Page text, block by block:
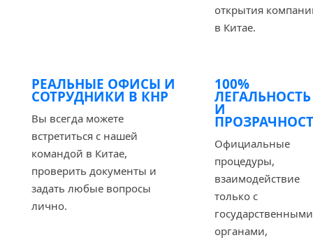
открытия
в Китае.
РЕАЛЬНЫЕ ОФИСЫ И
СОТРУДНИКИ В КНР
Вы всегда можете
встретиться с нашей
командой в Китае,
проверить документы и
задать любые вопросы
лично.
100%
ЛЕГАЛЬНОСТЬ
И
Официальные
процедуры,
взаимодействие
только с
государственными
органами,